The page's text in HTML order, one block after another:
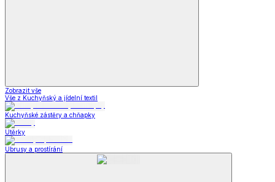
Zobrazit vše
Vše z Kuchyňský a jídelní textil
Kuchyňské zástěry a chňapky
Utěrky
Ubrusy a prostírání